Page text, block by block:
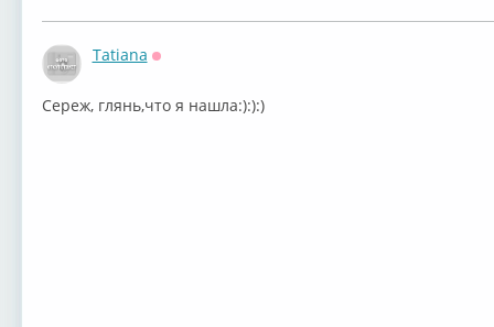
Tatiana
Сереж, глянь,что я нашла:):):)